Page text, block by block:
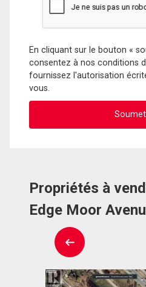
En cliquant sur le bouton «
consentez à nos conditions
fournissez l'autorisation
vous.
Propriétés à
Edge Moor